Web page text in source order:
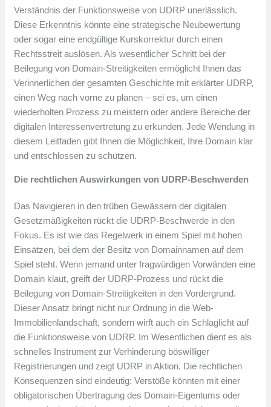
Verständnis der Funktionsweise von UDRP unerlässlich.
Diese Erkenntnis könnte eine strategische Neubewertung
oder sogar eine endgültige Kurskorrektur durch einen
Rechtsstreit auslösen. Als wesentlicher Schritt bei der
Beilegung von Domain-Streitigkeiten ermöglicht Ihnen das
Verinnerlichen der gesamten Geschichte mit erklärter UDRP,
einen Weg nach vorne zu planen – sei es, um einen
wiederholten Prozess zu meistern oder andere Bereiche der
digitalen Interessenvertretung zu erkunden. Jede Wendung in
diesem Leitfaden gibt Ihnen die Möglichkeit, Ihre Domain klar
und entschlossen zu schützen.
Die rechtlichen Auswirkungen von UDRP-Beschwerden
Das Navigieren in den trüben Gewässern der digitalen
Gesetzmäßigkeiten rückt die UDRP-Beschwerde in den
Fokus. Es ist wie das Regelwerk in einem Spiel mit hohen
Einsätzen, bei dem der Besitz von Domainnamen auf dem
Spiel steht. Wenn jemand unter fragwürdigen Vorwänden eine
Domain klaut, greift der UDRP-Prozess und rückt die
Beilegung von Domain-Streitigkeiten in den Vordergrund.
Dieser Ansatz bringt nicht nur Ordnung in die Web-
Immobilienlandschaft, sondern wirft auch ein Schlaglicht auf
die Funktionsweise von UDRP. Im Wesentlichen dient es als
schnelles Instrument zur Verhinderung böswilliger
Registrierungen und zeigt UDRP in Aktion. Die rechtlichen
Konsequenzen sind eindeutig: Verstöße könnten mit einer
obligatorischen Übertragung des Domain-Eigentums oder